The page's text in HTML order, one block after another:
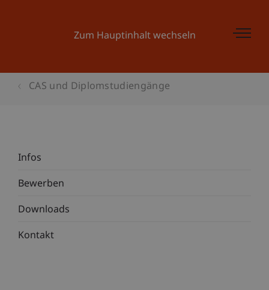
Zum Hauptinhalt wechseln
CAS und Diplomstudiengänge
Infos
Bewerben
Downloads
Kontakt